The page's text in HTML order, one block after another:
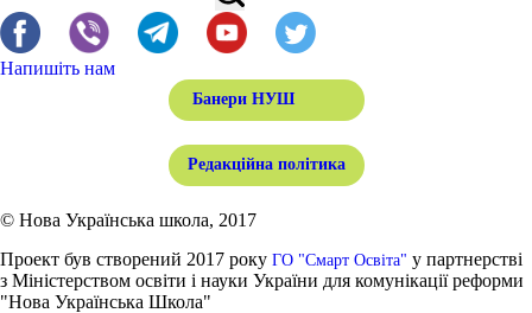
Напишіть нам
Банери НУШ
Редакційна політика
© Нова Українська школа, 2017
Проект був створений 2017 року ГО "Смарт Освіта" у партнерстві
з Міністерством освіти і науки України для комунікації реформи
"Нова Українська Школа"